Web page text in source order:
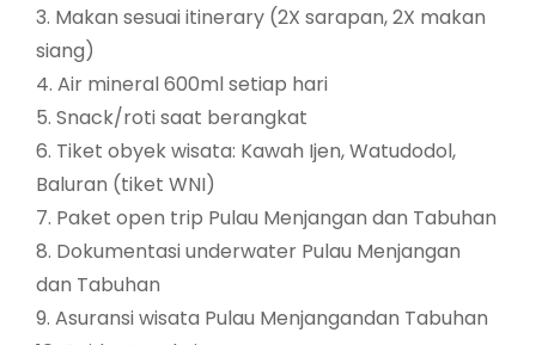
3. Makan sesuai itinerary (2X sarapan, 2X makan
siang)
4. Air mineral 600ml setiap hari
5. Snack/roti saat berangkat
6. Tiket obyek wisata: Kawah Ijen, Watudodol,
Baluran (tiket WNI)
7. Paket open trip Pulau Menjangan dan Tabuhan
8. Dokumentasi underwater Pulau Menjangan
dan Tabuhan
9. Asuransi wisata Pulau Menjangandan Tabuhan